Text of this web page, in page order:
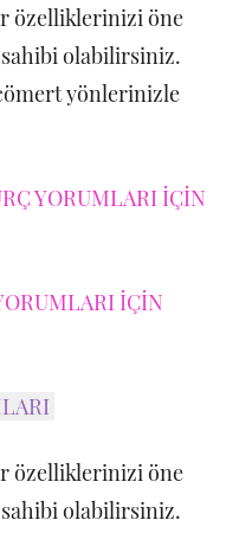
özelliklerinizi öne
olabilirsiniz.
yönlerinizle
YORUMLARI İÇİN
İÇİN
özelliklerinizi öne
olabilirsiniz.